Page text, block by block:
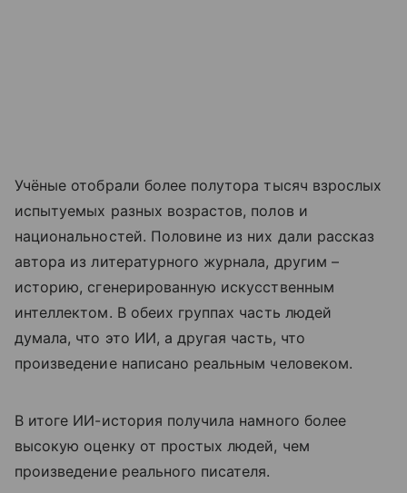
Учёные отобрали более полутора тысяч взрослых
испытуемых разных возрастов, полов и
национальностей. Половине из них дали рассказ
автора из литературного журнала, другим –
историю, сгенерированную искусственным
интеллектом. В обеих группах часть людей
думала, что это ИИ, а другая часть, что
произведение написано реальным человеком.
В итоге ИИ-история получила намного более
высокую оценку от простых людей, чем
произведение реального писателя.